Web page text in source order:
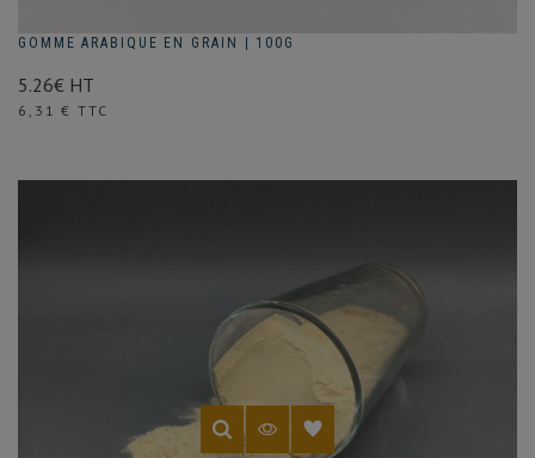
GOMME ARABIQUE EN GRAIN | 100G
5.26€ HT
Prix
6,31 € TTC